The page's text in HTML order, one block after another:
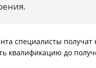
специалисты получат
квалификацию до